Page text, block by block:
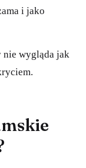
i jako
nie wygląda jak